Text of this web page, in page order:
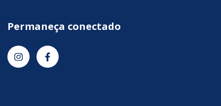
Permaneça conectado